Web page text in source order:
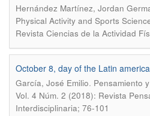
Hernández Martínez, Jordan
Physical Activity and Sports
Revista Ciencias de la Actividad
October 8, day of the Latin
García, José Emilio. Pensamiento
Vol. 4 Núm. 2 (2018): Revista
Interdisciplinaria; 76-101